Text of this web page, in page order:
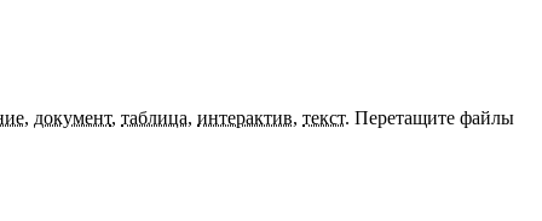
, документ, таблица, интерактив, текст. Перетащите файлы